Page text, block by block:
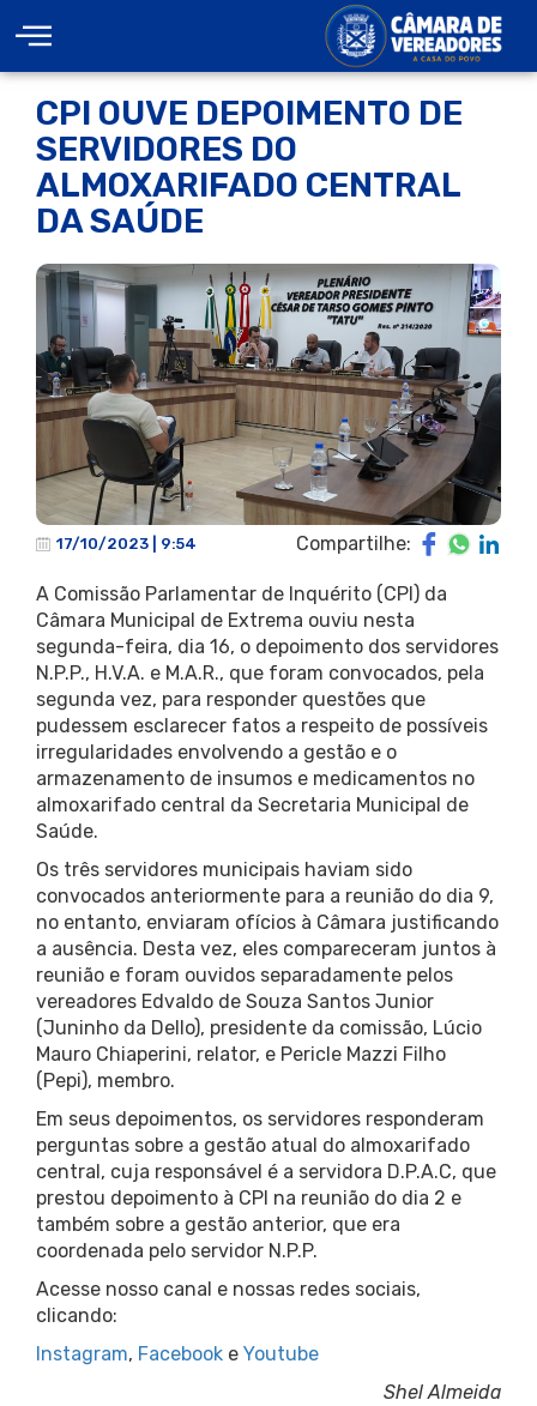
CPI OUVE DEPOIMENTO DE
SERVIDORES DO
ALMOXARIFADO CENTRAL
DA SAÚDE
17/10/2023 | 9:54 Compartilhe:
A Comissão Parlamentar de Inquérito (CPI) da
Câmara Municipal de Extrema ouviu nesta
segunda-feira, dia 16, o depoimento dos servidores
N.P.P., H.V.A. e M.A.R., que foram convocados, pela
segunda vez, para responder questões que
pudessem esclarecer fatos a respeito de possíveis
irregularidades envolvendo a gestão e o
armazenamento de insumos e medicamentos no
almoxarifado central da Secretaria Municipal de
Saúde.
Os três servidores municipais haviam sido
convocados anteriormente para a reunião do dia 9,
no entanto, enviaram ofícios à Câmara justificando
a ausência. Desta vez, eles compareceram juntos à
reunião e foram ouvidos separadamente pelos
vereadores Edvaldo de Souza Santos Junior
(Juninho da Dello), presidente da comissão, Lúcio
Mauro Chiaperini, relator, e Pericle Mazzi Filho
(Pepi), membro.
Em seus depoimentos, os servidores responderam
perguntas sobre a gestão atual do almoxarifado
central, cuja responsável é a servidora D.P.A.C, que
prestou depoimento à CPI na reunião do dia 2 e
também sobre a gestão anterior, que era
coordenada pelo servidor N.P.P.
Acesse nosso canal e nossas redes sociais,
clicando:
Instagram, Facebook e Youtube
Shel Almeida